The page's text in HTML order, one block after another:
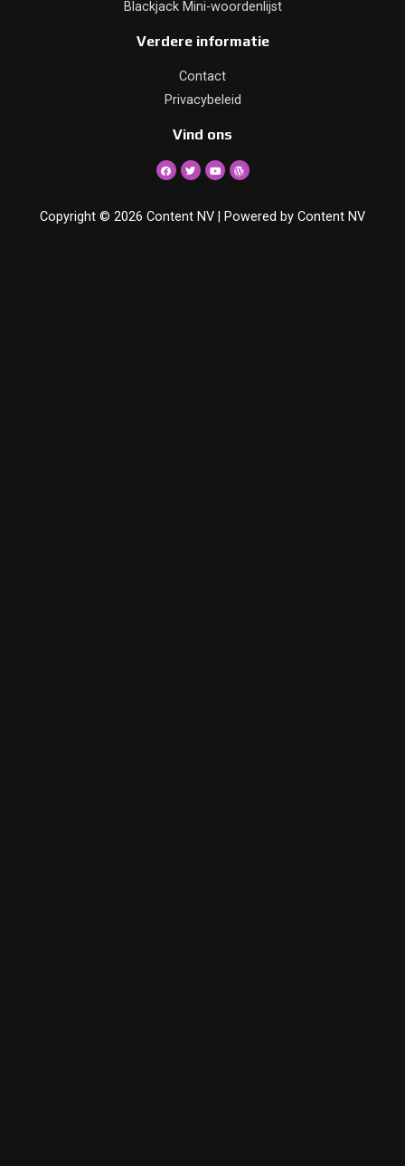
Blackjack Mini-woordenlijst
Verdere informatie
Contact
Privacybeleid
Vind ons
Copyright © 2026 Content NV | Powered by Content NV